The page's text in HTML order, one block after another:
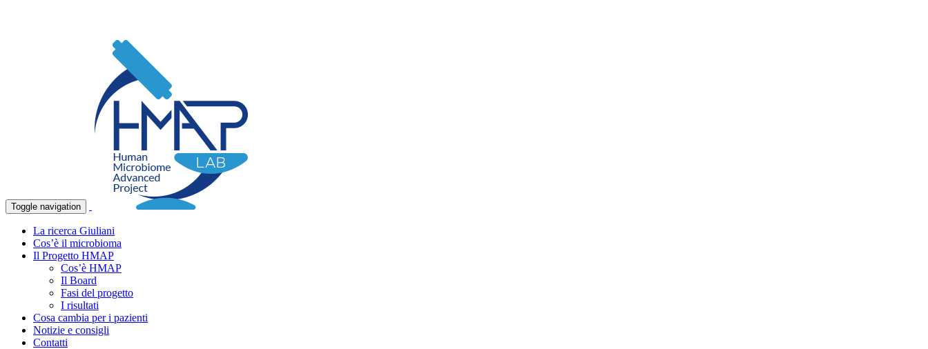
Toggle navigation
La ricerca Giuliani
Cos’è il microbioma
Il Progetto HMAP
Cos’è HMAP
Il Board
Fasi del progetto
I risultati
Cosa cambia per i pazienti
Notizie e consigli
Contatti